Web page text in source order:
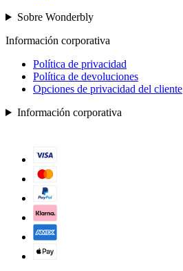
Sobre Wonderbly
Información corporativa
Política de privacidad
Política de devoluciones
Opciones de privacidad del cliente
Información corporativa